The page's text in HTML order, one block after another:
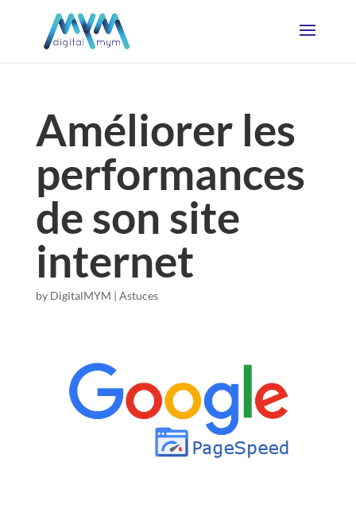
Améliorer les
performances
de son site
internet
by DigitalMYM | Astuces